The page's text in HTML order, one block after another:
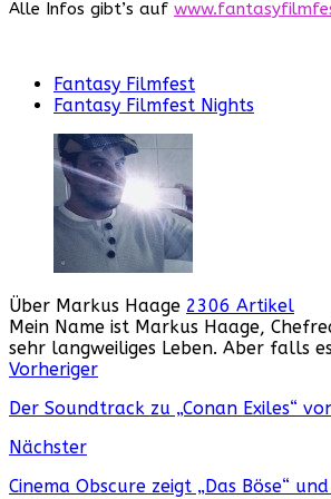
Alle Infos gibt’s auf
Fantasy Filmfest
Fantasy Filmfest Nights
Über Markus Haage 2306 Artikel
Mein Name ist Markus Haage,
sehr langweiliges Leben. Aber falls
Webseite
Facebook
Instagram
YouTube
Vorheriger
Der Soundtrack zu „Conan Exiles“
Nächster
Cinema Obscure zeigt „Das Böse“